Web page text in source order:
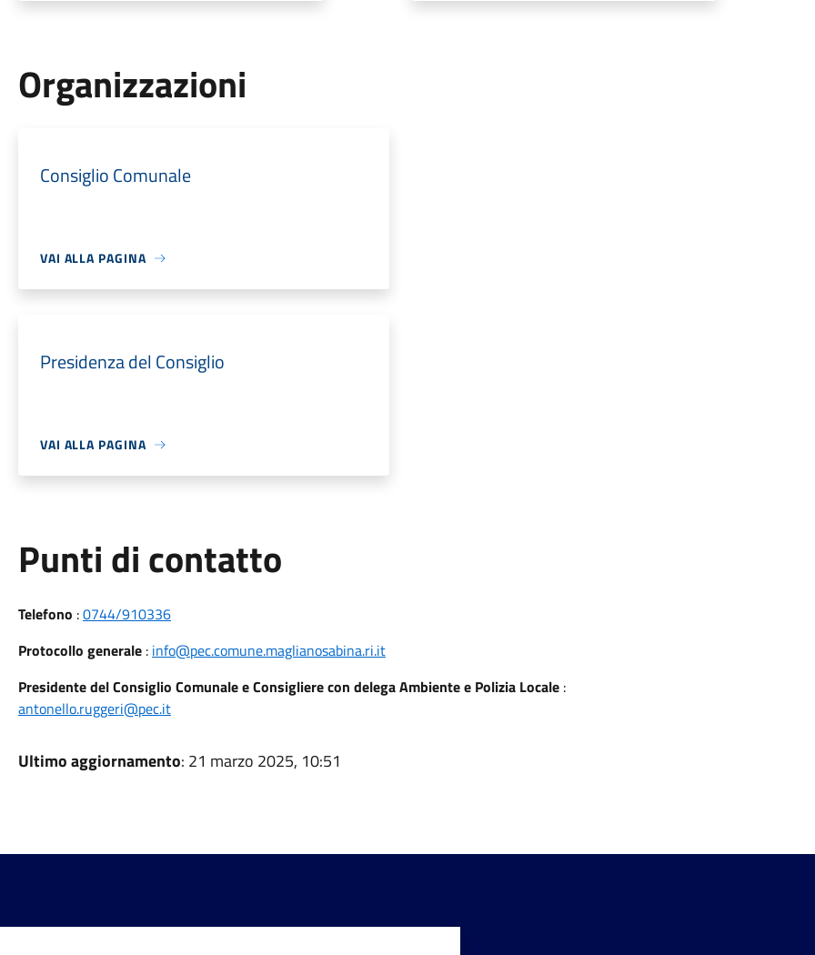
Organizzazioni
Consiglio Comunale
VAI ALLA PAGINA
Presidenza del Consiglio
VAI ALLA PAGINA
Punti di contatto
Telefono :0744/910336
Protocollo generale : info@pec.comune.maglianosabina.ri.it
Presidente del Consiglio Comunale e Consigliere con delega Ambiente e Polizia Locale:
antonello.ruggeri@pec.it
Ultimo aggiornamento: 21 marzo 2025, 10:51